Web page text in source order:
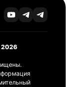
2026